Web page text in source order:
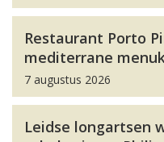
Restaurant Porto
mediterrane
7 augustus 2026
Leidse longartsen